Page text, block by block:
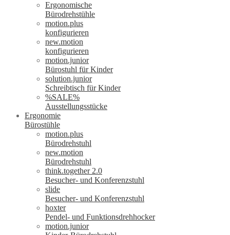
Ergonomische
Bürodrehstühle
motion.plus
konfigurieren
new.motion
konfigurieren
motion.junior
Bürostuhl für Kinder
solution.junior
Schreibtisch für Kinder
%SALE%
Ausstellungsstücke
Ergonomie
Bürostühle
motion.plus
Bürodrehstuhl
new.motion
Bürodrehstuhl
think.together 2.0
Besucher- und Konferenzstuhl
slide
Besucher- und Konferenzstuhl
hoxter
Pendel- und Funktionsdrehhocker
motion.junior